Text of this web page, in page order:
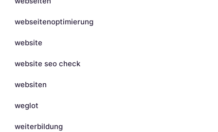
webseitenoptimierung
website
website seo check
websiten
weglot
weiterbildung